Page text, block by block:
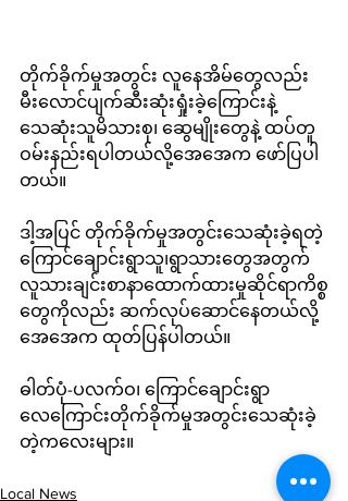
တိုက်ခိုက်မှုအတွင်း လူနေအိမ်တွေလည်း
မီးလောင်ပျက်ဆီးဆုံးရှုံးခဲ့ကြောင်းနဲ့
သေဆုံးသူမိသားစု၊ ဆွေမျိုးတွေနဲ့ ထပ်တူ
ဝမ်းနည်းရပါတယ်လို့အေအေက ဖော်ပြပါ
တယ်။
ဒါ့အပြင် တိုက်ခိုက်မှုအတွင်းသေဆုံးခဲ့ရတဲ့
ကြောင်ချောင်းရွာသူ၊ရွာသားတွေအတွက်
လူသားချင်းစာနာထောက်ထားမှုဆိုင်ရာကိစ္စ
တွေကိုလည်း ဆက်လုပ်ဆောင်နေတယ်လို့
အေအေက ထုတ်ပြန်ပါတယ်။
ဓါတ်ပုံ-ပလက်ဝ၊ ကြောင်ချောင်းရွာ
လေကြောင်းတိုက်ခိုက်မှုအတွင်းသေဆုံးခဲ့
တဲ့ကလေးများ။
Local News